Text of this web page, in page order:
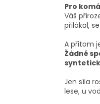
Pro
Váš
přilákal,
A přitom
Žádné
Jen síla
lese, u